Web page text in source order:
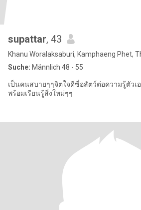
supattar, 43
Khanu Woralaksaburi, Kamphaeng Phet,
Suche: Männlich 48 - 55
เป็นคนสบายๆๆจิตใจดีซื่อสัตว์ต่อความรู้ตัวเ
พร้อมเรียนรู้สิ่งใหม่ๆๆ